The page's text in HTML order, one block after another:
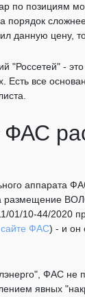
по позициям
данную цену,
"Россетей" -
Есть все
аппарата
размещение
01/10-44/2020
ФАС) - и он
ФАС не
явных